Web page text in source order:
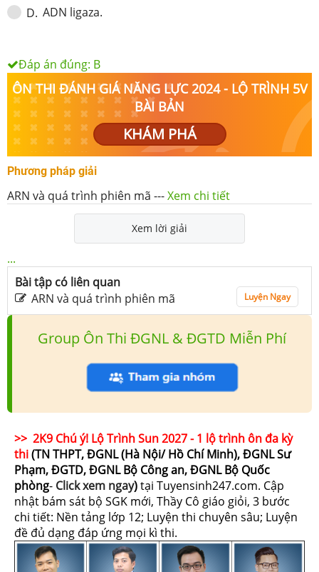
D. ADN ligaza.
Đáp án đúng: B
ÔN THI ĐÁNH GIÁ NĂNG LỰC 2024 - LỘ TRÌNH 5V
BÀI BẢN
KHÁM PHÁ
Phương pháp giải
ARN và quá trình phiên mã ---Xem chi tiết
Xem lời giải
...
Bài tập có liên quan
ARN và quá trình phiên mã
Luyện Ngay
Group Ôn Thi ĐGNL & ĐGTD Miễn Phí
>> 2K9 Chú ý! Lộ Trình Sun 2027 - 1 lộ trình ôn đa kỳ
thi(TN THPT, ĐGNL (Hà Nội/ Hồ Chí Minh), ĐGNL Sư
Phạm, ĐGTD, ĐGNL Bộ Công an, ĐGNL Bộ Quốc
phòng- Click xem ngay)tại Tuyensinh247.com. Cập
nhật bám sát bộ SGK mới, Thầy Cô giáo giỏi, 3 bước
chi tiết: Nền tảng lớp 12; Luyện thi chuyên sâu; Luyện
đề đủ dạng đáp ứng mọi kì thi.